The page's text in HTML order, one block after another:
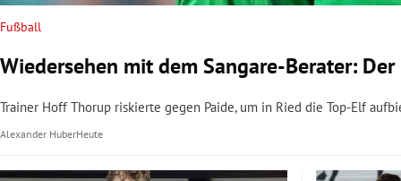
Untermenü
Untermenü
Fußball
Wiedersehen mit dem Sangare-Berater:
Trainer Hoff Thorup riskierte gegen Paide, um in Ried die Top-Elf
Alexander HuberHeute